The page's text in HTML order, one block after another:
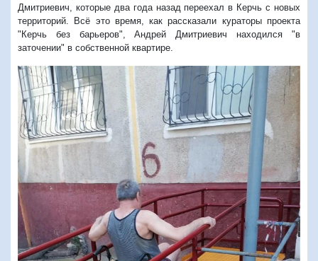
Дмитриевич, которые два года назад переехал в Керчь с новых
территорий. Всё это время, как рассказали кураторы проекта
"Керчь без барьеров", Андрей Дмитриевич находился "в
заточении" в собственной квартире.